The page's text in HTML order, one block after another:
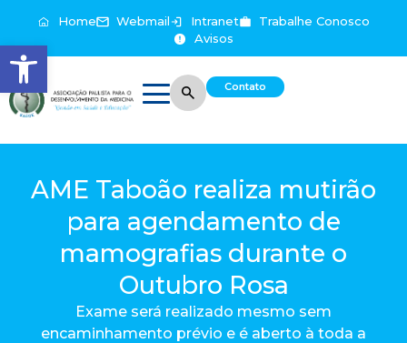
Abrir a barra de ferramentas
Home Webmail Intranet
Trabalhe Conosco
Avisos
Contato
AME Taboão realiza mutirão
para agendamento de
mamografias durante o
Outubro Rosa
Exame será realizado mesmo sem
encaminhamento prévio e é aberto à toda a